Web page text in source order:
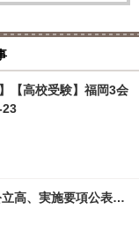
【高校受験】福岡3会
23
立高、実施要項公表…